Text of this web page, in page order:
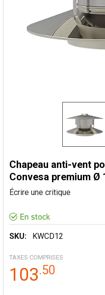
Chapeau anti-vent
Convesa premium Ø
Écrire une critique
SKU: KWCD12
TAXES COMPRISES
103.50